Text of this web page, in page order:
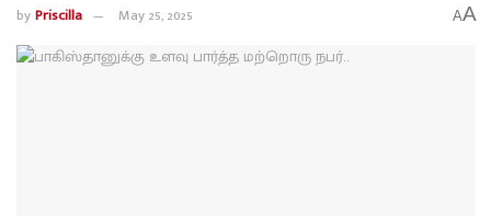
byPriscilla May 25, 2025 AA